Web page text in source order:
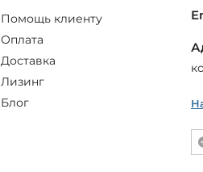
Помощь клиенту
Оплата
Доставка
Лизинг
Блог